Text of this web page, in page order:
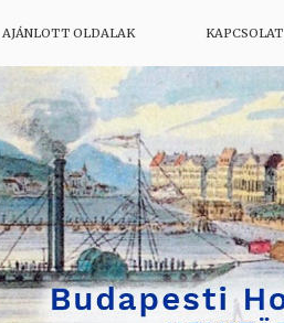
AJÁNLOTT OLDALAK KAPCSOLAT